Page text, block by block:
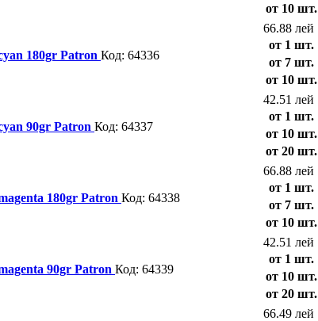
от 10 шт.
180gr Patron Код: 64336
66.88 лей
от 1 шт.
от 7 шт.
от 10 шт.
90gr Patron Код: 64337
42.51 лей
от 1 шт.
от 10 шт.
от 20 шт.
180gr Patron Код: 64338
66.88 лей
от 1 шт.
от 7 шт.
от 10 шт.
90gr Patron Код: 64339
42.51 лей
от 1 шт.
от 10 шт.
от 20 шт.
66.49 лей